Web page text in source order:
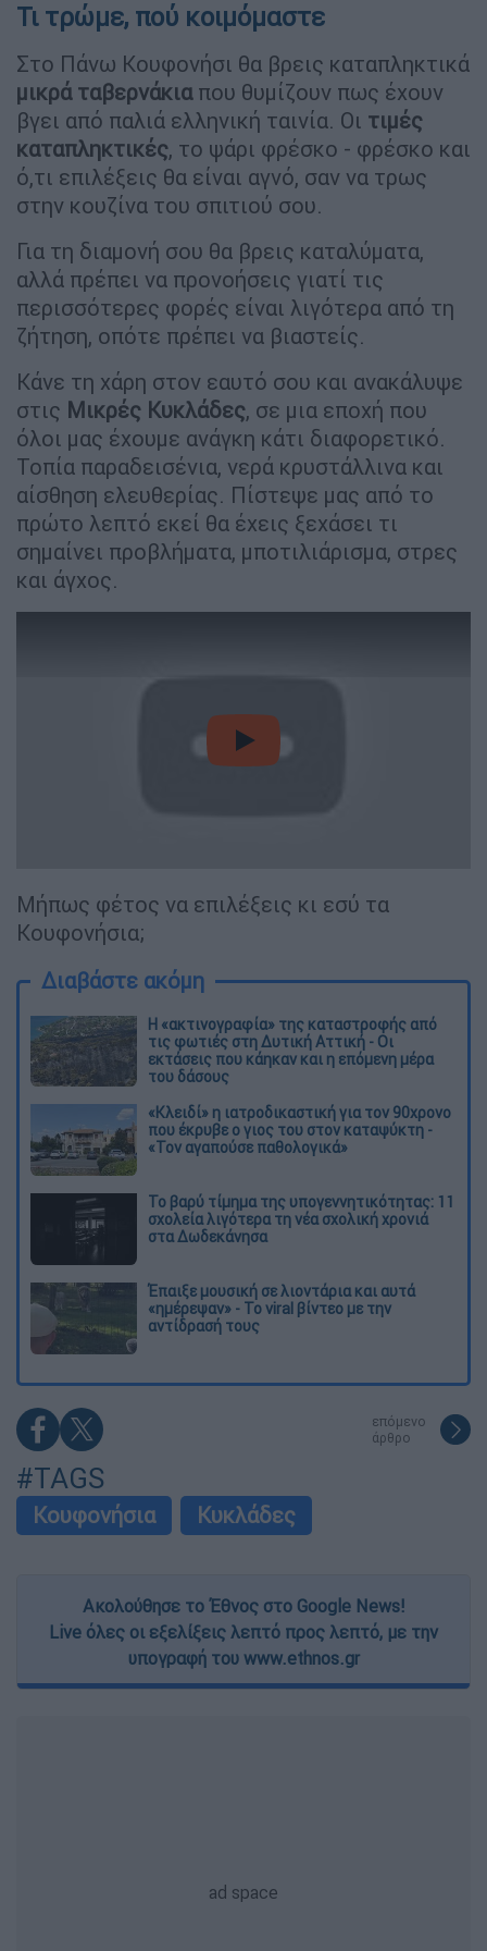
Τι τρώμε, πού κοιμόμαστε
Στο Πάνω Κουφονήσι θα βρεις καταπληκτικά
μικρά ταβερνάκιαπου θυμίζουν πως έχουν
βγει από παλιά ελληνική ταινία. Οι τιμές
καταπληκτικές, το ψάρι φρέσκο - φρέσκο και
ό,τι επιλέξεις θα είναι αγνό, σαν να τρως
στην κουζίνα του σπιτιού σου.
Για τη διαμονή σου θα βρεις καταλύματα,
αλλά πρέπει να προνοήσεις γιατί τις
περισσότερες φορές είναι λιγότερα από τη
ζήτηση, οπότε πρέπει να βιαστείς.
Κάνε τη χάρη στον εαυτό σου και ανακάλυψε
στις Μικρές Κυκλάδες, σε μια εποχή που
όλοι μας έχουμε ανάγκη κάτι διαφορετικό.
Τοπία παραδεισένια, νερά κρυστάλλινα και
αίσθηση ελευθερίας. Πίστεψε μας από το
πρώτο λεπτό εκεί θα έχεις ξεχάσει τι
σημαίνει προβλήματα, μποτιλιάρισμα, στρες
και άγχος.
video
Μήπως φέτος να επιλέξεις κι εσύ τα
Κουφονήσια;
Διαβάστε ακόμη
Η «ακτινογραφία» της καταστροφής από
τις φωτιές στη Δυτική Αττική - Οι
εκτάσεις που κάηκαν και η επόμενη μέρα
του δάσους
«Κλειδί» η ιατροδικαστική για τον 90χρονο
που έκρυβε ο γιος του στον καταψύκτη -
«Τον αγαπούσε παθολογικά»
Το βαρύ τίμημα της υπογεννητικότητας: 11
σχολεία λιγότερα τη νέα σχολική χρονιά
στα Δωδεκάνησα
Έπαιξε μουσική σε λιοντάρια και αυτά
«ημέρεψαν» - Το viral βίντεο με την
αντίδρασή τους
επόμενο
άρθρο
#TAGS
Κουφονήσια Κυκλάδες
Ακολούθησε το Έθνος στο Google News!
Live όλες οι εξελίξεις λεπτό προς λεπτό, με την
υπογραφή του www.ethnos.gr